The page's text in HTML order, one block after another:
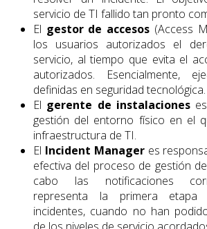
servicio de TI fallido tan pronto
El gestor de accesos (Access
los usuarios autorizados el
servicio, al tiempo que evita el
autorizados. Esencialmente,
definidas en seguridad tecnológica.
El gerente de instalacioneses
gestión del entorno físico en el
infraestructura de TI.
El Incident Manageres
efectiva del proceso de gestión
cabo las notificaciones
representa la primera
incidentes, cuando no han